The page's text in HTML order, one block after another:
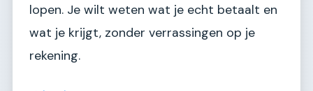
lopen. Je wilt weten wat je echt betaalt en
wat je krijgt, zonder verrassingen op je
rekening.